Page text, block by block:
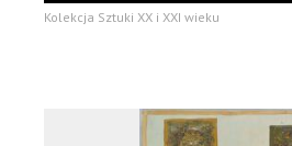
Kolekcja Sztuki XX i XXI wieku